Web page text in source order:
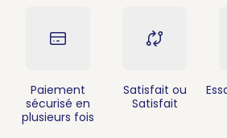
Paiement
sécurisé en
plusieurs fois
Satisfait ou
Satisfait